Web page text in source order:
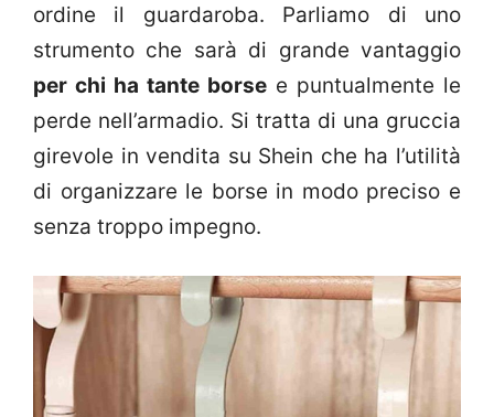
ordine il guardaroba. Parliamo di uno
strumento che sarà di grande vantaggio
per chi ha tante borse e puntualmente le
perde nell’armadio. Si tratta di una gruccia
girevole in vendita su Shein che ha l’utilità
di organizzare le borse in modo preciso e
senza troppo impegno.